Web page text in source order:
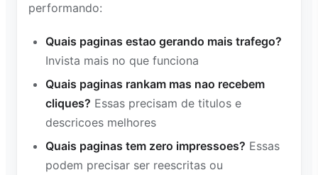
performando:
Quais paginas estao gerando mais trafego?
Invista mais no que funciona
Quais paginas rankam mas nao recebem
cliques? Essas precisam de titulos e
descricoes melhores
Quais paginas tem zero impressoes? Essas
podem precisar ser reescritas ou